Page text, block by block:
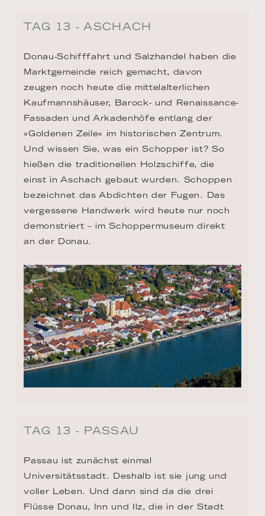
TAG 13 - ASCHACH
Donau-Schifffahrt und Salzhandel haben die
Marktgemeinde reich gemacht, davon
zeugen noch heute die mittelalterlichen
Kaufmannshäuser, Barock- und Renaissance-
Fassaden und Arkadenhöfe entlang der
»Goldenen Zeile« im historischen Zentrum.
Und wissen Sie, was ein Schopper ist? So
hießen die traditionellen Holzschiffe, die
einst in Aschach gebaut wurden. Schoppen
bezeichnet das Abdichten der Fugen. Das
vergessene Handwerk wird heute nur noch
demonstriert – im Schoppermuseum direkt
an der Donau.
TAG 13 - PASSAU
Passau ist zunächst einmal
Universitätsstadt. Deshalb ist sie jung und
voller Leben. Und dann sind da die drei
Flüsse Donau, Inn und Ilz, die in der Stadt